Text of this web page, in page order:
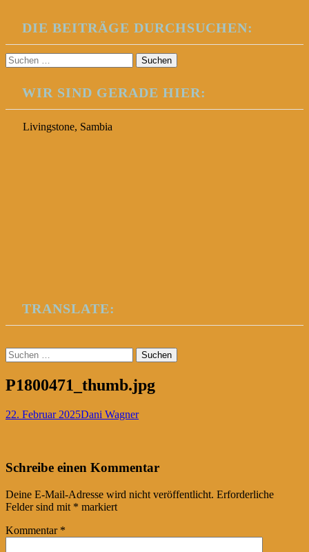
DIE BEITRÄGE DURCHSUCHEN:
Suchen
nach:
WIR SIND GERADE HIER:
Livingstone, Sambia
TRANSLATE:
Suchen
nach:
P1800471_thumb.jpg
22. Februar 2025Dani Wagner
Post
navigation
←
Schreibe einen Kommentar
Deine E-Mail-Adresse wird nicht veröffentlicht. Erforderliche
Felder sind mit * markiert
Kommentar *